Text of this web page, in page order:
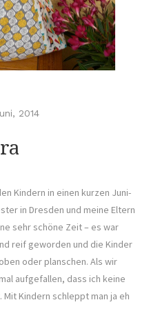
2014
Kindern in einen kurzen Juni-
in Dresden und meine Eltern
sehr schöne Zeit – es war
reif geworden und die Kinder
oder planschen. Als wir
aufgefallen, dass ich keine
Kindern schleppt man ja eh